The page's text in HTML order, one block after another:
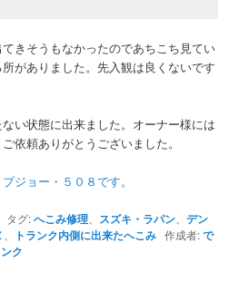
きそうもなかったのであちこち見てい
がありました。先入観は良くないです
い状態に出来ました。オーナー様には
依頼ありがとうございました。
ジョー・５０８です。
タグ:へこみ修理 スズキ・ラパン 、デン
トランク内側に出来たへこみ 作成者:で
ク